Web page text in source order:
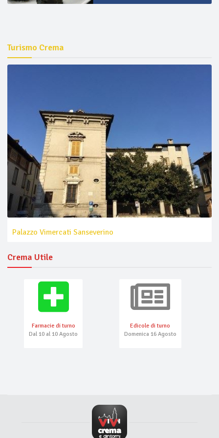
Turismo Crema
Palazzo Vimercati Sanseverino
Crema Utile
Farmacie di turno
Dal 10 al 10 Agosto
Edicole di turno
Domenica 16 Agosto